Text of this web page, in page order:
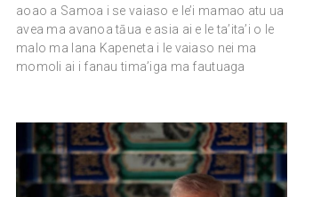
aoao a Samoa i se vaiaso e le’i mamao atu ua
avea ma avanoa tāua e asia ai e le ta’ita’i o le
malo ma lana Kapeneta i le vaiaso nei ma
momoli ai i fanau tima’iga ma fautuaga